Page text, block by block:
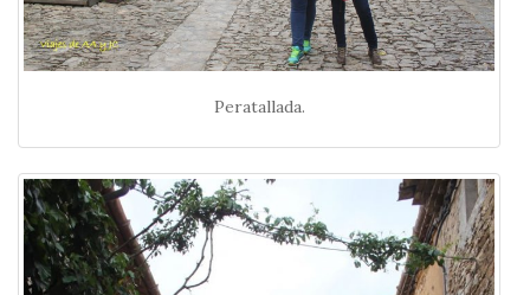
Peratallada.